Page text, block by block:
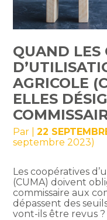
QUAND LES
AGRICOLE
ELLES
Par |22
septembre 2023)
Les coopératives
(CUMA) doivent
commissaire aux
dépassent des
vont-ils être revus